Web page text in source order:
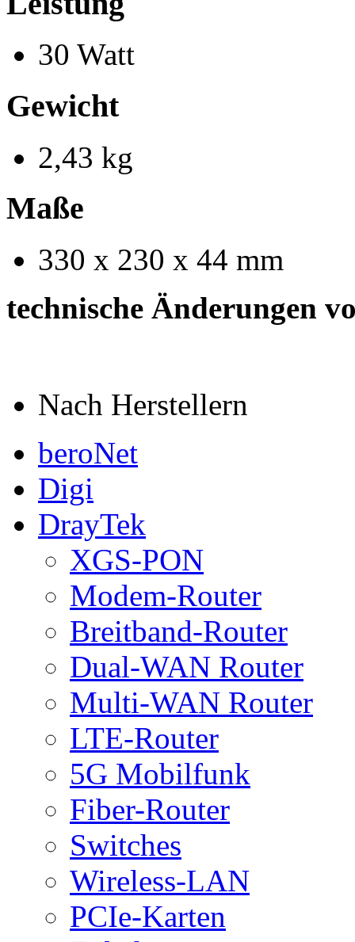
30 Watt
Gewicht
2,43 kg
Maße
330 x 230 x 44 mm
technische Änderungen
Nach Herstellern
beroNet
Digi
DrayTek
XGS-PON
Modem-Router
Breitband-Router
Dual-WAN Router
Multi-WAN Router
LTE-Router
5G Mobilfunk
Fiber-Router
Switches
Wireless-LAN
PCIe-Karten